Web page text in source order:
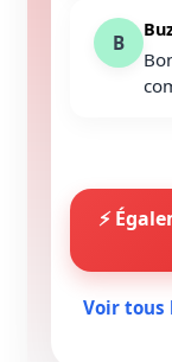
B
⚡
Voir tous